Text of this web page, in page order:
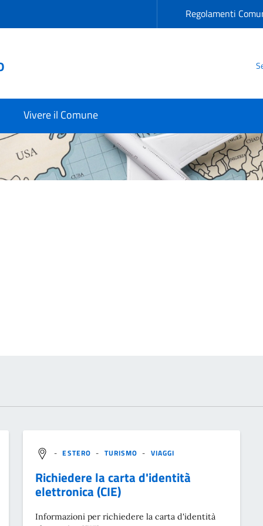
Regolamenti
Vivere il Comune
- ESTERO - TURISMO - VIAGGI
Richiedere la carta d'identità
elettronica (CIE)
Informazioni per richiedere la carta d'identità